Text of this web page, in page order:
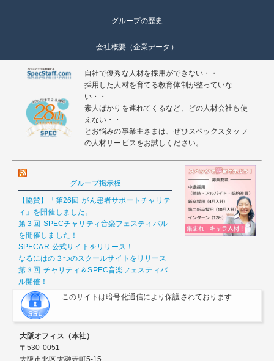
グループの歴史
会社概要（企業データ）
自社で優秀な人材を採用ができない・・
採用した人材を育てる教育体制が整っていな
い・・
素人ばかりを連れてくるなど、どの人材会社も使
えない・・
とお悩みの事業主さまは、ぜひスペックスタッフ
の人材サービスをお試しください。
グループ掲示板
【協賛】「第26回 がん患者サポートチャリテ
ィ」を開催しました。
第３回 SPECチャリティ音楽フェスティバル
を開催しました！
SPECAR 公式サイトをリリース！
なるにはの３つのスクールサイトをリリース
第３回 チャリティ＆SPEC音楽フェスティバ
ル開催！
このサイトは暗号化通信により保護されております
大阪オフィス（本社）
〒530-0051
大阪市北区太融寺町5-15